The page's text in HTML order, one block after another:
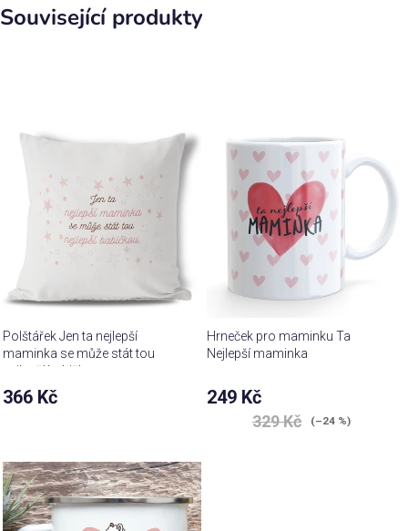
Související produkty
Polštářek Jen ta nejlepší
maminka se může stát tou
nejlepší babičkou
Průměrné
3,5
z 5
hvězdiček.
366 Kč
Hrneček pro maminku Ta
Nejlepší maminka
249 Kč
329 Kč (–24 %)